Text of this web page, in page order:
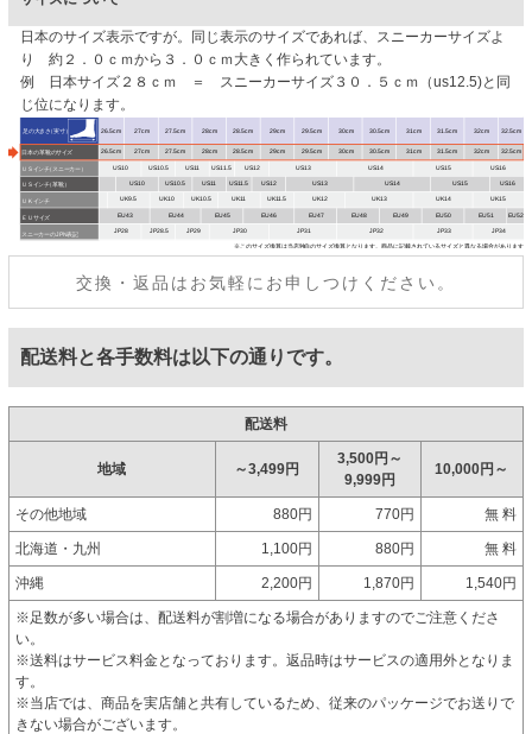
交換・返品はお気軽にお申しつけください。
日本のサイズ表示ですが。同じ表示のサイズであれば、スニーカーサイズよ
り 約２．０ｃｍから３．０ｃｍ大きく作られています。
例 日本サイズ２８ｃｍ ＝ スニーカーサイズ３０．５ｃｍ（us12.5)と同
じ位になります。
配送料と各手数料は以下の通りです。
配送料
地域 ～3,499円
3,500円～
9,999円
10,000円～
その他地域 880円 770円 無 料
北海道・九州 1,100円 880円 無 料
沖縄 2,200円 1,870円 1,540円
※足数が多い場合は、配送料が割増になる場合がありますのでご注意くださ
い。
※送料はサービス料金となっております。返品時はサービスの適用外となりま
す。
※当店では、商品を実店舗と共有しているため、従来のパッケージでお送りで
きない場合がございます。